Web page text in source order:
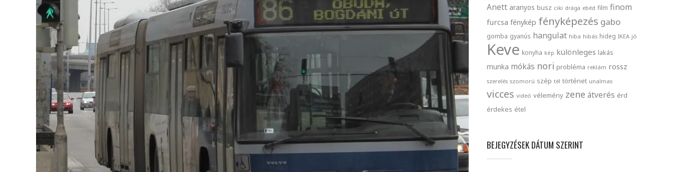
Anett aranyos busz ciki drága ebéd film finom
furcsa fénykép fényképezés gabo
gomba gyanús hangulat hiba hibás hideg IKEA jó
Keve konyha kép különleges lakás
munka mókás nori probléma reklám rossz
szerelés szomorú szép tél történet unalmas
vicces videó vélemény zene átverés érd
érdekes étel
BEJEGYZÉSEK DÁTUM SZERINT